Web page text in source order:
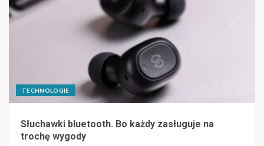
TECHNOLOGIE
Słuchawki bluetooth. Bo każdy zasługuje na
trochę wygody